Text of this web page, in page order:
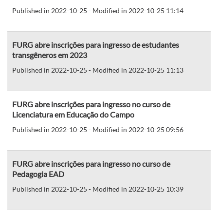
Published in 2022-10-25 - Modified in 2022-10-25 11:14
FURG abre inscrições para ingresso de estudantes
transgêneros em 2023
Published in 2022-10-25 - Modified in 2022-10-25 11:13
FURG abre inscrições para ingresso no curso de
Licenciatura em Educação do Campo
Published in 2022-10-25 - Modified in 2022-10-25 09:56
FURG abre inscrições para ingresso no curso de
Pedagogia EAD
Published in 2022-10-25 - Modified in 2022-10-25 10:39